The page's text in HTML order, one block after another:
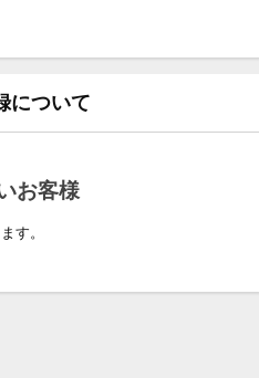
について
お客様
す。